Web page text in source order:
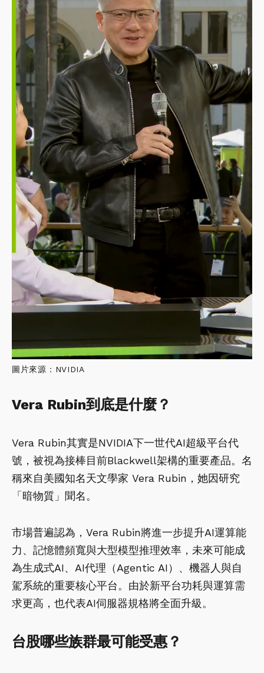
圖片來源：NVIDIA
Vera Rubin到底是什麼？
Vera Rubin其實是NVIDIA下一世代AI超級平台代
號，被視為接棒目前Blackwell架構的重要產品。名
稱來自美國知名天文學家 Vera Rubin，她因研究
「暗物質」聞名。
市場普遍認為，Vera Rubin將進一步提升AI運算能
力、記憶體頻寬與大型模型推理效率，未來可能成
為生成式AI、AI代理（Agentic AI）、機器人與自
駕系統的重要核心平台。由於新平台功耗與運算需
求更高，也代表AI伺服器規格將全面升級。
台股哪些族群最可能受惠？